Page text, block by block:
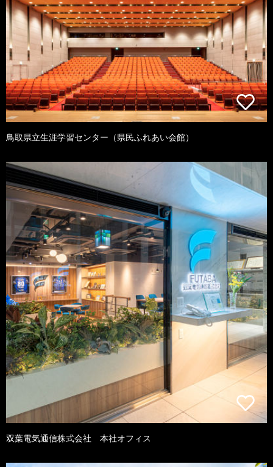
鳥取県立生涯学習センター（県民ふれあい会館）
双葉電気通信株式会社 本社オフィス